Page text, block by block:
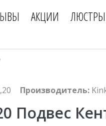
АКЦИИ ЛЮСТРЫ
Производитель:
Подвес